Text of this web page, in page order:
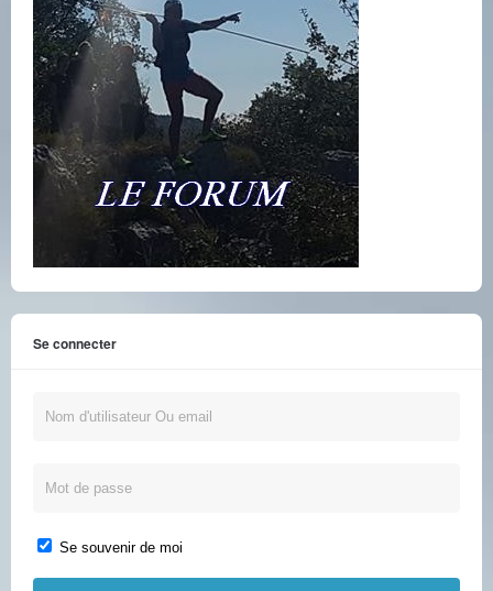
Se connecter
Se souvenir de moi